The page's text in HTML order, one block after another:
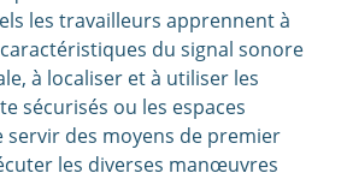
les travailleurs apprennent à
du signal sonore
à localiser et à utiliser les
sécurisés ou les espaces
servir des moyens de premier
les diverses manœuvres